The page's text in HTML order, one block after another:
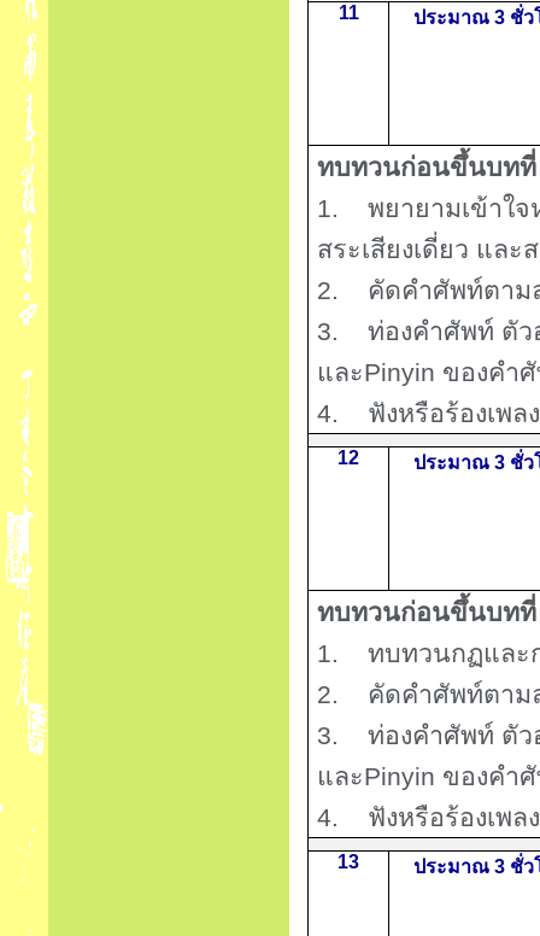
11 ประมาณ 3 ชั่ว
ทบทวนก่อนขึ้นบท
1.
พยายามเข้าใ
สระเสียงเดี่ยว และ
2.
คัดคำศัพท์ตาม
3.
ท่องคำศัพท์ ตั
และPinyin ของคำ
4.
ฟังหรือร้องเพล
12 ประมาณ 3 ชั่ว
ทบทวนก่อนขึ้นบท
1.
ทบทวนกฏแล
2.
คัดคำศัพท์ตาม
3.
ท่องคำศัพท์ ตั
และPinyin ของคำ
4.
ฟังหรือร้องเพล
13 ประมาณ 3 ชั่ว